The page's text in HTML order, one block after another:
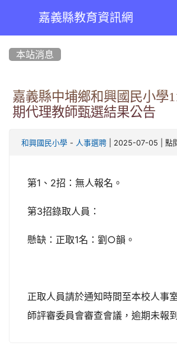
嘉義縣教育資訊網
本站消息
嘉義縣中埔鄉和興國民小學
期代理教師甄選結果公告
和興國民小學 - 人事選聘 | 2025-07-05 | 點
第1、2招：無人報名。
第3招錄取人員：
懸缺：正取1名：劉○韻。
正取人員請於通知時間至本校人事
師評審委員會審查會議，逾期未報